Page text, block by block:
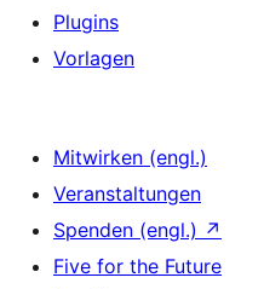
Plugins
Vorlagen
Mitwirken (engl.)
Veranstaltungen
Spenden (engl.) ↗
Five for the Future